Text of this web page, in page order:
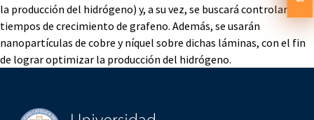
la producción del hidrógeno) y, a su vez, se buscará controlar los
tiempos de crecimiento de grafeno. Además, se usarán
nanopartículas de cobre y níquel sobre dichas láminas, con el fin
de lograr optimizar la producción del hidrógeno.